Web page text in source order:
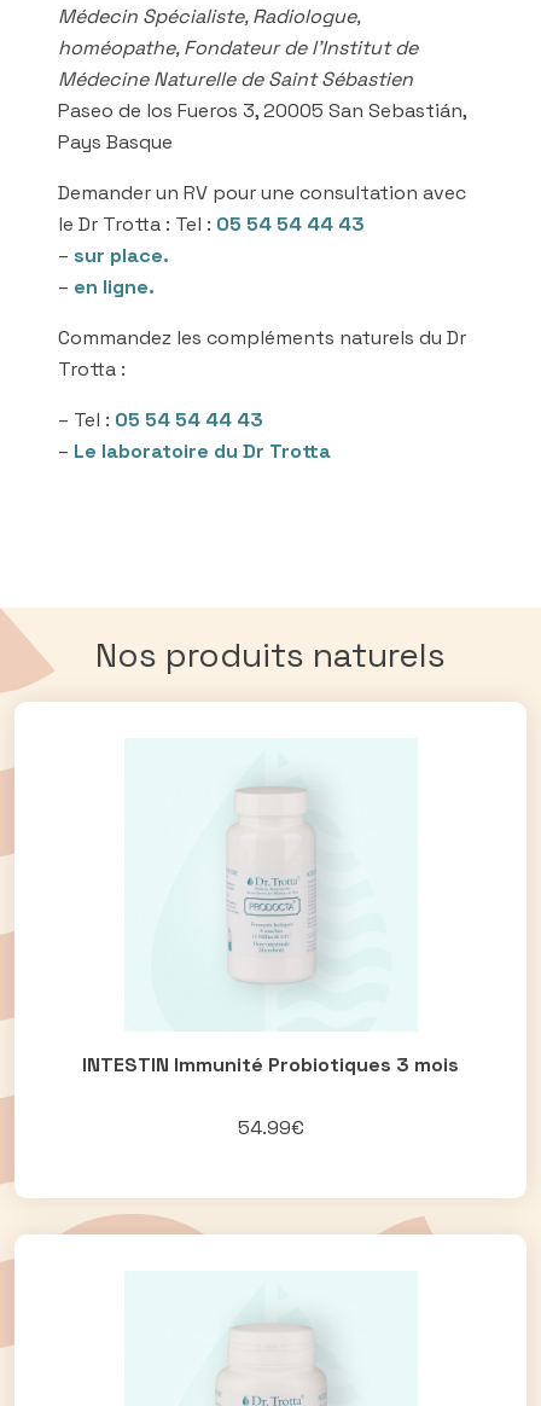
Médecin Spécialiste, Radiologue,
homéopathe, Fondateur de l’Institut de
Médecine Naturelle de Saint Sébastien
Paseo de los Fueros 3, 20005 San Sebastián,
Pays Basque
Demander un RV pour une consultation avec
le Dr Trotta : Tel : 05 54 54 44 43
– sur place.
– en ligne.
Commandez les compléments naturels du Dr
Trotta :
– Tel : 05 54 54 44 43
– Le laboratoire du Dr Trotta
Nos produits naturels
INTESTIN Immunité Probiotiques 3 mois
54.99€